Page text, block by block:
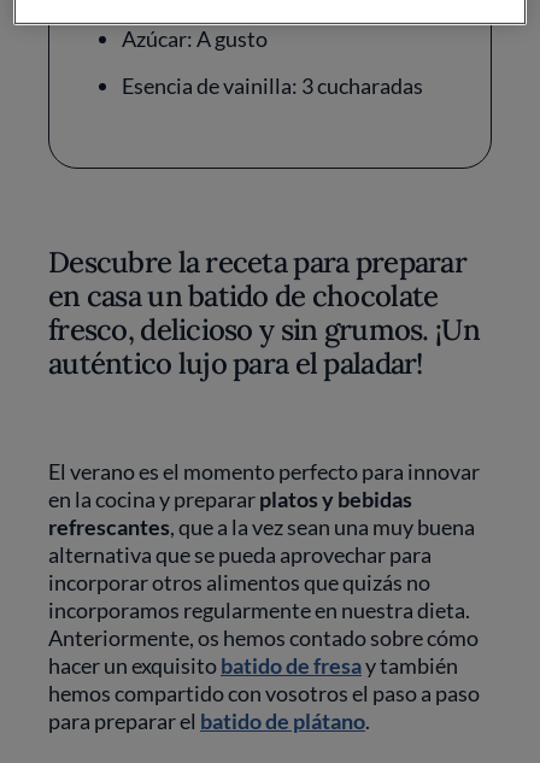
Azúcar: A gusto
Esencia de vainilla: 3 cucharadas
Descubre la receta para preparar
en casa un batido de chocolate
fresco, delicioso y sin grumos. ¡Un
auténtico lujo para el paladar!
El verano es el momento perfecto para innovar
en la cocina y prepararplatos y bebidas
refrescantes, que a la vez sean una muy buena
alternativa que se pueda aprovechar para
incorporar otros alimentos que quizás no
incorporamos regularmente en nuestra dieta.
Anteriormente, os hemos contado sobre cómo
hacer un exquisitobatido de fresay también
hemos compartido con vosotros el paso a paso
para preparar el batido de plátano.